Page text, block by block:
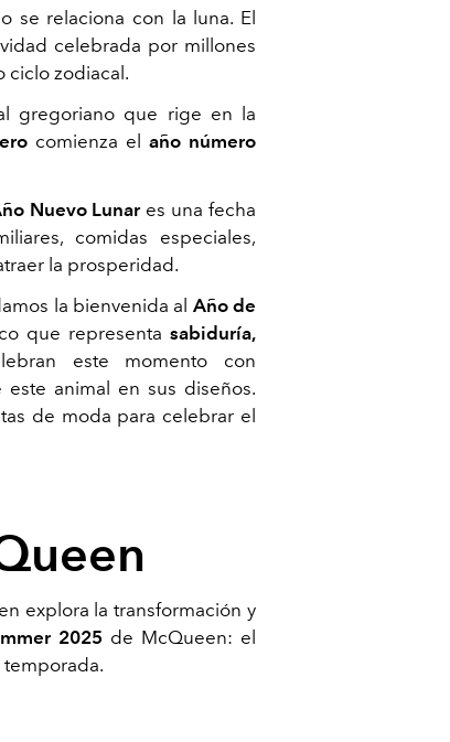
se relaciona con la luna. El
celebrada por millones
ciclo zodiacal.
gregoriano que rige en la
comienza el año número
Nuevo Lunares una fecha
comidas especiales,
la prosperidad.
la bienvenida al Año de
que representasabiduría,
este momento con
animal en sus diseños.
de moda para celebrar el
explora la transformación y
2025 de McQueen: el